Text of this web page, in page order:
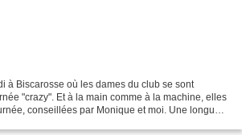
à Biscarosse où les dames du club se sont
"crazy". Et à la main comme à la machine, elles
conseillées par Monique et moi. Une longue